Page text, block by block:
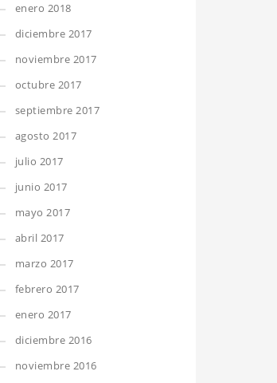
enero 2018
diciembre 2017
noviembre 2017
octubre 2017
septiembre 2017
agosto 2017
julio 2017
junio 2017
mayo 2017
abril 2017
marzo 2017
febrero 2017
enero 2017
diciembre 2016
noviembre 2016